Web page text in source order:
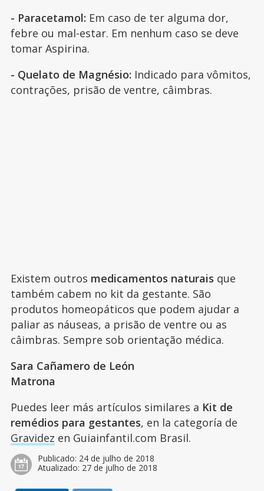
- Paracetamol: Em caso de ter alguma dor,
febre ou mal-estar. Em nenhum caso se deve
tomar Aspirina.
- Quelato de Magnésio: Indicado para vômitos,
contrações, prisão de ventre, câimbras.
Existem outros medicamentos naturais que
também cabem no kit da gestante. São
produtos homeopáticos que podem ajudar a
paliar as náuseas, a prisão de ventre ou as
câimbras. Sempre sob orientação médica.
Sara Cañamero de León
Matrona
Puedes leer más artículos similares a Kit de
remédios para gestantes, en la categoría de
Gravidez en Guiainfantil.com Brasil.
Publicado: 24 de julho de 2018
Atualizado: 27 de julho de 2018